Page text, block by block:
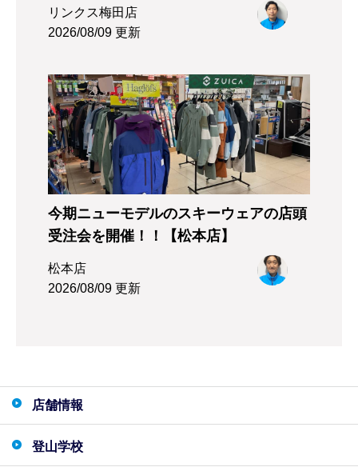
リンクス梅田店
2026/08/09 更新
今期ニューモデルのスキーウェアの店頭
受注会を開催！！【松本店】
松本店
2026/08/09 更新
店舗情報
登山学校